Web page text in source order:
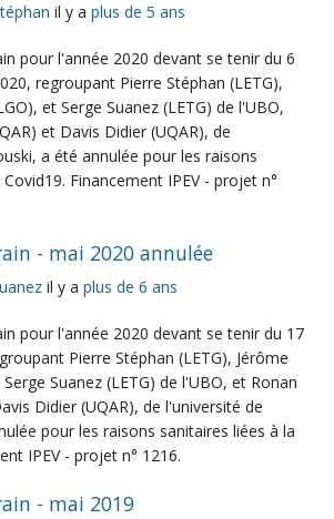
il y a plus de 5 ans
pour l'année 2020 devant se tenir du 6
regroupant Pierre Stéphan (LETG),
et Serge Suanez (LETG) de l'UBO,
et Davis Didier (UQAR), de
a été annulée pour les raisons
Financement IPEV - projet n°
- mai 2020 annulée
il y a plus de 6 ans
pour l'année 2020 devant se tenir du 17
Pierre Stéphan (LETG), Jérôme
Suanez (LETG) de l'UBO, et Ronan
Didier (UQAR), de l'université de
pour les raisons sanitaires liées à la
IPEV - projet n° 1216.
- mai 2019